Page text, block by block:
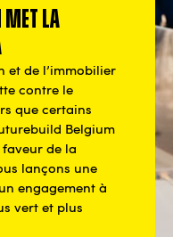
met la
et de l’immobilier
contre le
que certains
Belgium
de la
lançons une
engagement à
vert et plus